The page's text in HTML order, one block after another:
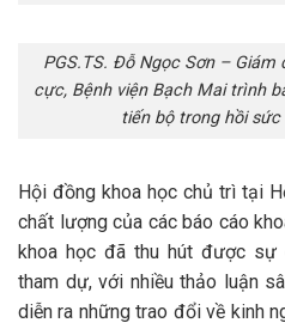
PGS.TS. Đỗ Ngọc Sơn –
cực, Bệnh viện Bạch Mai trình
tiến bộ trong hồi sức
Hội đồng khoa học chủ trì tại
chất lượng của các báo cáo
khoa học đã thu hút được
tham dự, với nhiều thảo luận
diễn ra những trao đổi về kinh